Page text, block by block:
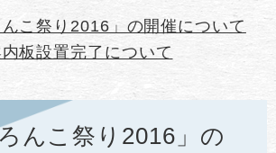
んこ祭り2016」の開催について
板設置完了について
んこ祭り2016」の